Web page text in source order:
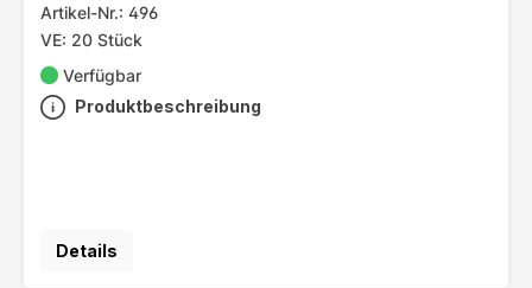
Artikel-Nr.: 496
VE: 20 Stück
Verfügbar
Produktbeschreibung
Details